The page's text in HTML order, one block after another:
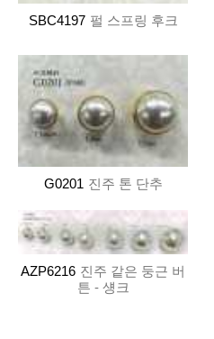
SBC4197 펄 스프링 후크
G0201 진주 톤 단추
AZP6216 진주 같은 둥근 버
튼 - 섕크